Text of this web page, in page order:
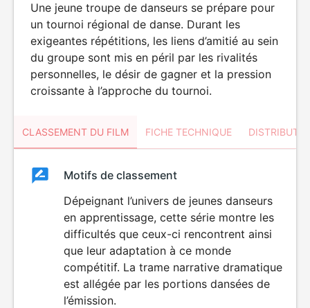
Une jeune troupe de danseurs se prépare pour
un tournoi régional de danse. Durant les
exigeantes répétitions, les liens d’amitié au sein
du groupe sont mis en péril par les rivalités
personnelles, le désir de gagner et la pression
croissante à l’approche du tournoi.
CLASSEMENT DU FILM FICHE TECHNIQUE
ClassementClassement
Motifs de classement
Dépeignant l’univers de jeunes danseurs
en apprentissage, cette série montre les
difficultés que ceux-ci rencontrent ainsi
que leur adaptation à ce monde
compétitif. La trame narrative dramatique
est allégée par les portions dansées de
l’émission.